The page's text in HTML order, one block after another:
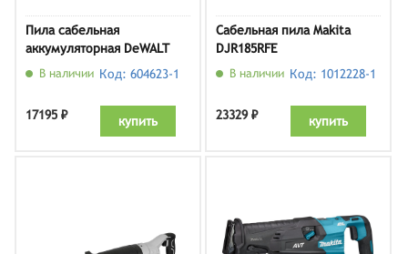
Пила сабельная
аккумуляторная DeWALT
DCS369N, без АКБ и ЗУ
В наличии Код: 604623-1
17195 ₽ купить
Сабельная пила Makita
DJR185RFE
В наличии Код: 1012228-1
23329 ₽ купить